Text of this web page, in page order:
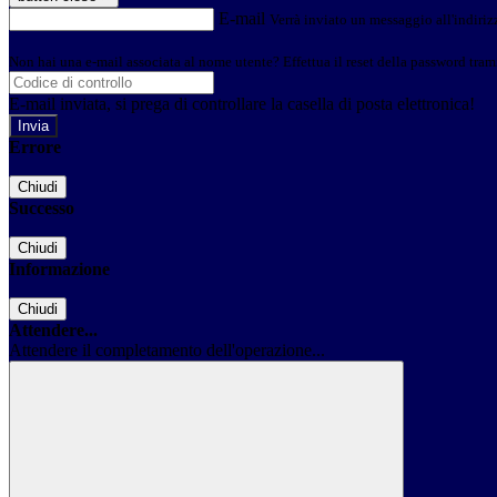
E-mail Verrà inviato un messaggio
Non hai una e-mail associata al nome utente? Effettua il reset della password
E-mail inviata, si prega di controllare la casella di posta elettronica!
Errore
Chiudi
Successo
Chiudi
Informazione
Chiudi
Attendere...
Attendere il completamento dell'operazione...